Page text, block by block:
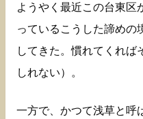
ようやく最近この台東区
っているこうした諦めの
してきた。慣れてくれば
しれない）。
一方で、かつて浅草と呼